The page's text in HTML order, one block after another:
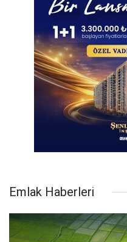
Emlak Haberleri